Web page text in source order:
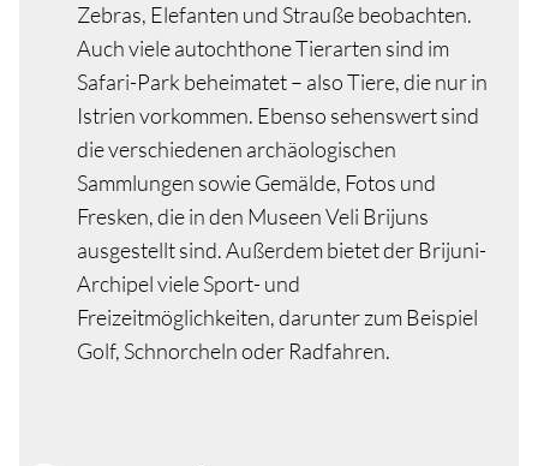
Zebras, Elefanten und Strauße beobachten.
Auch viele autochthone Tierarten sind im
Safari-Park beheimatet – also Tiere, die nur in
Istrien vorkommen. Ebenso sehenswert sind
die verschiedenen archäologischen
Sammlungen sowie Gemälde, Fotos und
Fresken, die in den Museen Veli Brijuns
ausgestellt sind. Außerdem bietet der Brijuni-
Archipel viele Sport- und
Freizeitmöglichkeiten, darunter zum Beispiel
Golf, Schnorcheln oder Radfahren.